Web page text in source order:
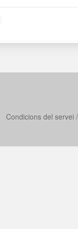
Condicions del servei